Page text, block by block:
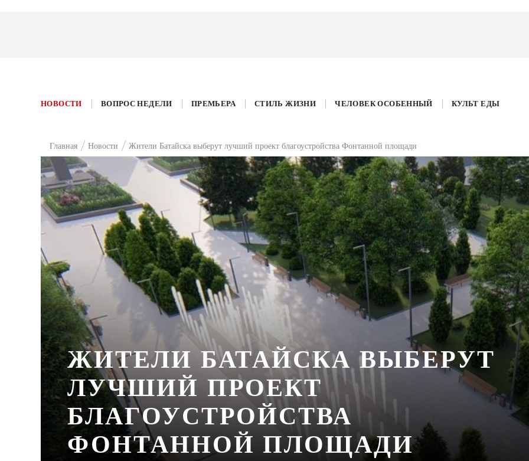
НОВОСТИ ВОПРОС НЕДЕЛИ ПРЕМЬЕРА СТИЛЬ ЖИЗНИ ЧЕЛОВЕК ОСОБЕННЫЙ КУЛЬТ ЕДЫ
Главная Новости Жители Батайска выберут лучший проект благоустройства Фонтанной площади
ЖИТЕЛИ БАТАЙСКА ВЫБЕРУТ
ЛУЧШИЙ ПРОЕКТ
БЛАГОУСТРОЙСТВА
ФОНТАННОЙ ПЛОЩАДИ